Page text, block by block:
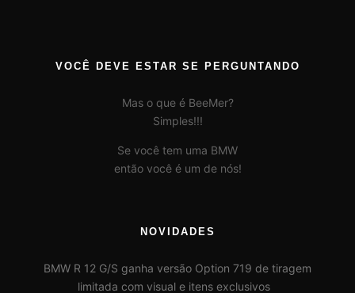
VOCÊ DEVE ESTAR SE PERGUNTANDO
Mas o que é BeeMer?
Simples!!!
Se você tem uma BMW
então você é um de nós!
NOVIDADES
BMW R 12 G/S ganha versão Option 719 de tiragem
limitada com visual e itens exclusivos